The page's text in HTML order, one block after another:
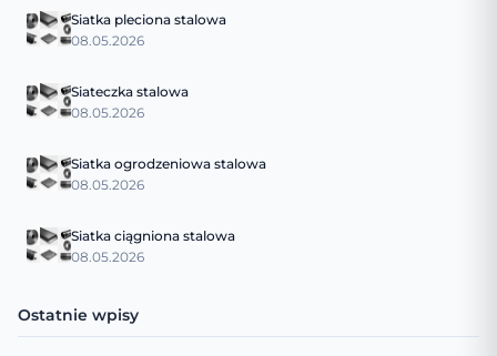
Siatka pleciona stalowa
08.05.2026
Siateczka stalowa
08.05.2026
Siatka ogrodzeniowa stalowa
08.05.2026
Siatka ciągniona stalowa
08.05.2026
Ostatnie wpisy